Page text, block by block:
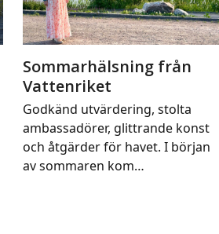
Sommarhälsning från
Vattenriket
Godkänd utvärdering, stolta
ambassadörer, glittrande konst
och åtgärder för havet. I början
av sommaren kom…